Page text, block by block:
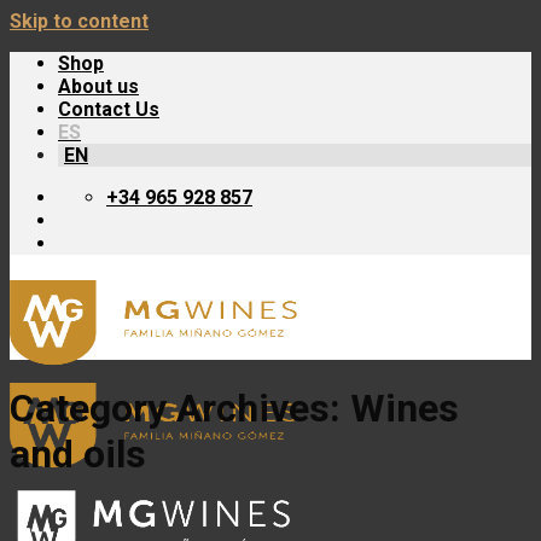
Skip to content
Shop
About us
Contact Us
ES
EN
+34 965 928 857
Category Archives: Wines
and oils